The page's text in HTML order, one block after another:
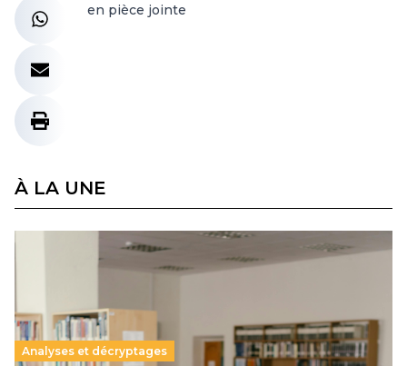
en pièce jointe
À LA UNE
Analyses et décryptages